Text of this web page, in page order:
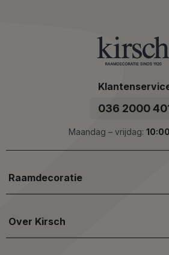
036 2000
Maandag – vrijdag:
Raamdecoratie
Over Kirsch